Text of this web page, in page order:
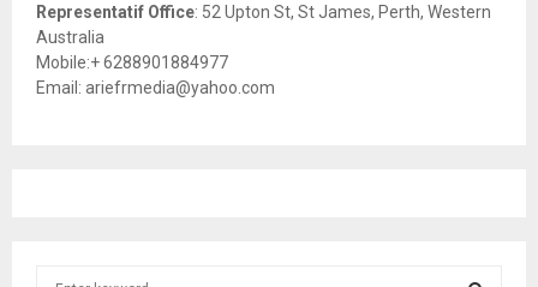
Representatif Office: 52 Upton St, St James, Perth, Western
Australia
Mobile:+ 6288901884977
Email: ariefrmedia@yahoo.com